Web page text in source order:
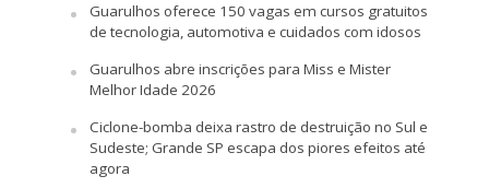
Guarulhos oferece 150 vagas em cursos gratuitos
de tecnologia, automotiva e cuidados com idosos
Guarulhos abre inscrições para Miss e Mister
Melhor Idade 2026
Ciclone-bomba deixa rastro de destruição no Sul e
Sudeste; Grande SP escapa dos piores efeitos até
agora